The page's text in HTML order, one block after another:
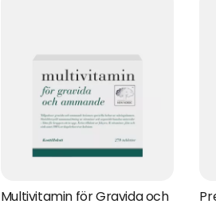
Multivitamin för Gravida och